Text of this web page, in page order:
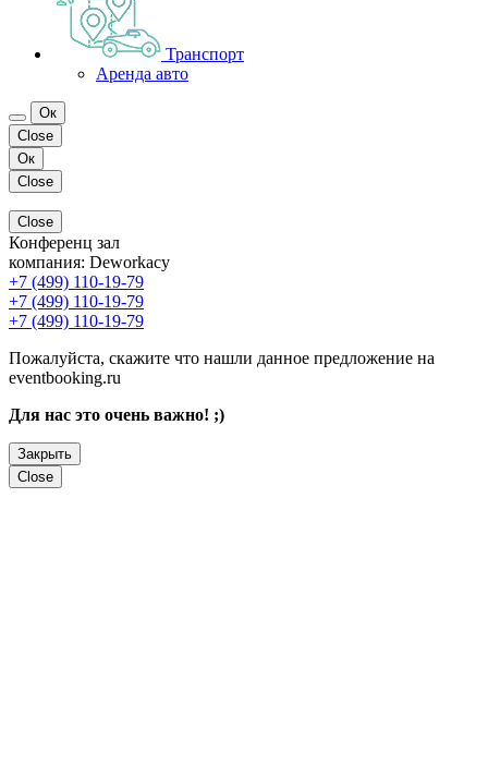
Транспорт
Аренда авто
Ок
Close
Ок
Close
Close
Конференц зал
компания: Deworkacy
+7 (499) 110-19-79
+7 (499) 110-19-79
+7 (499) 110-19-79
Пожалуйста, скажите что нашли данное предложение на
eventbooking.ru
Для нас это очень важно! ;)
Закрыть
Close